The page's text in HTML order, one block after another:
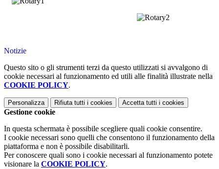
Notizie
Questo sito o gli strumenti terzi da questo utilizzati si avvalgono di
cookie necessari al funzionamento ed utili alle finalità illustrate nella
COOKIE POLICY.
Personalizza Rifiuta tutti i cookies Accetta tutti i cookies
Gestione cookie
In questa schermata è possibile scegliere quali cookie consentire.
I cookie necessari sono quelli che consentono il funzionamento della
piattaforma e non è possibile disabilitarli.
Per conoscere quali sono i cookie necessari al funzionamento potete
visionare la COOKIE POLICY.